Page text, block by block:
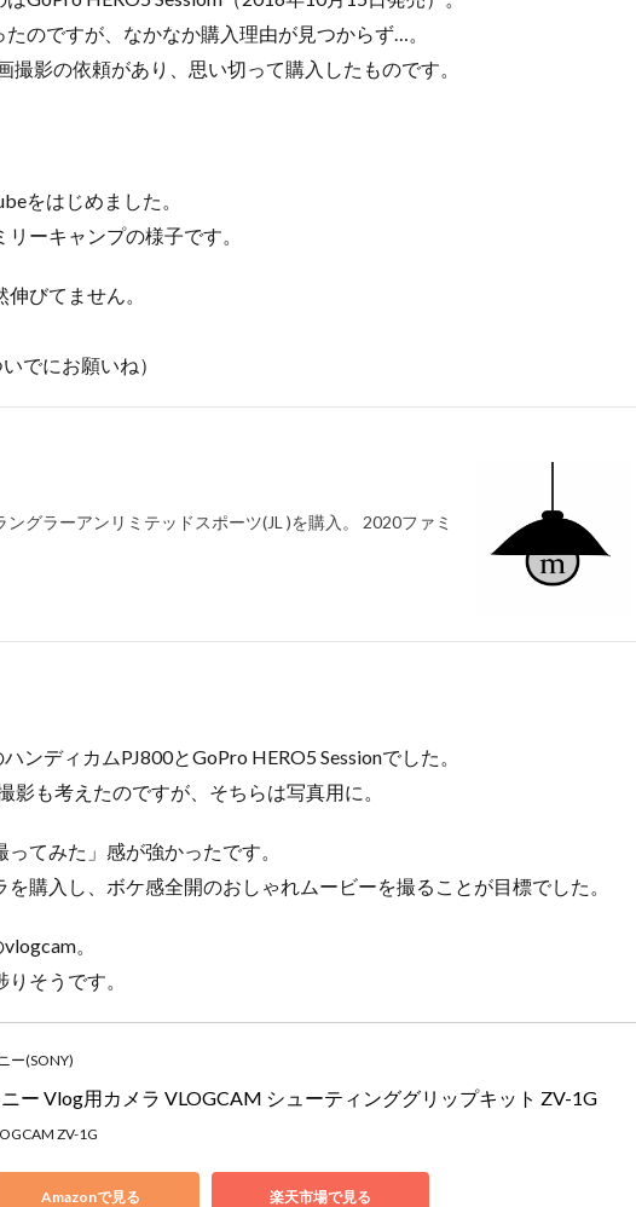
のですが、なかなか購入理由が見つからず…。
撮影の依頼があり、思い切って購入したものです。
をはじめました。
ーキャンプの様子です。
びてません。
でにお願いね）
グラーアンリミテッドスポーツ(JL )を購入。 2020ファミ
ンディカムPJ800とGoPro HERO5 Sessionでした。
も考えたのですが、そちらは写真用に。
てみた」感が強かったです。
購入し、ボケ感全開のおしゃれムービーを撮ることが目標でした。
。
そうです。
ー(SONY)
ー Vlog用カメラ VLOGCAM シューティンググリップキット ZV-1G
ZV-1G
Amazonで見る 楽天市場で見る